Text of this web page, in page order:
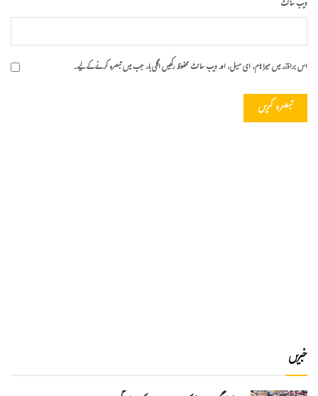
ویب‌ سائٹ
اس براؤزر میں میرا نام، ای میل، اور ویب سائٹ محفوظ رکھیں اگلی بار جب میں تبصرہ کرنے کےلیے۔
خبریں